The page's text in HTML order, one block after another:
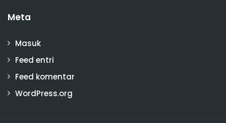
Meta
Masuk
Feed entri
Feed komentar
WordPress.org